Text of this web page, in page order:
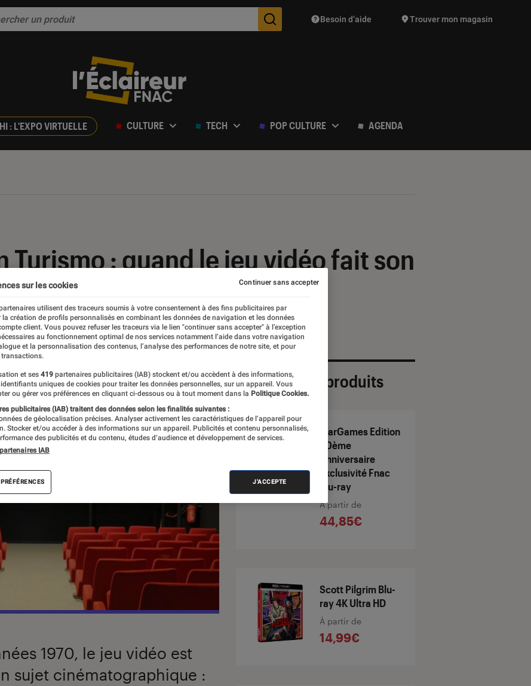
Des suggestions de produits vont vous être proposées
Besoin d’aide Trouver mon magasin
: L'EXPO VIRTUELLE CULTURE TECH POP CULTURE AGENDA
Turismo : quand le jeu vidéo fait son
1970, le jeu vidéo est
sujet cinématographique :
Sélection de produits
WarGames Edition
30ème
Anniversaire
Exclusivité Fnac
Blu-ray
À partir de
44,85€
Scott Pilgrim Blu-
ray 4K Ultra HD
À partir de
14,99€
sur les cookies
utilisent des traceurs soumis à votre consentement à des fins publicitaires par
la création de profils personnalisés en combinant les données de navigation et les données
client. Vous pouvez refuser les traceurs via le lien "continuer sans accepter" à l’exception
au fonctionnement optimal de nos services notamment l’aide dans votre navigation
et la personnalisation des contenus, l’analyse des performances de notre site, et pour
transactions.
et ses 419 partenaires publicitaires (IAB) stockent et/ou accèdent à des informations,
uniques de cookies pour traiter les données personnelles, sur un appareil. Vous
ou gérer vos préférences en cliquant ci-dessous ou à tout moment dans la Politique Cookies.
publicitaires (IAB) traitent des données selon les finalités suivantes :
de géolocalisation précises. Analyser activement les caractéristiques de l’appareil pour
Stocker et/ou accéder à des informations sur un appareil. Publicités et contenu personnalisés,
des publicités et du contenu, études d’audience et développement de services.
IAB
J'ACCEPTE
Continuer sans accepter